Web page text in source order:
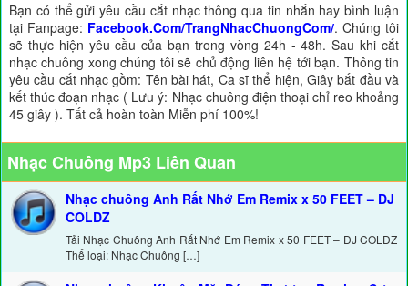
Bạn có thể gửi yêu cầu cắt nhạc thông qua tin nhắn hay bình luận
tại Fanpage: Facebook.Com/TrangNhacChuongCom/. Chúng tôi
sẽ thực hiện yêu cầu của bạn trong vòng 24h - 48h. Sau khi cắt
nhạc chuông xong chúng tôi sẽ chủ động liên hệ tới bạn. Thông tin
yêu cầu cắt nhạc gồm: Tên bài hát, Ca sĩ thể hiện, Giây bắt đầu và
kết thúc đoạn nhạc ( Lưu ý: Nhạc chuông điện thoại chỉ reo khoảng
45 giây ). Tất cả hoàn toàn Miễn phí 100%!
Nhạc Chuông Mp3 Liên Quan
Nhạc chuông Anh Rất Nhớ Em Remix x 50 FEET – DJ
COLDZ
Tải Nhạc Chuông Anh Rất Nhớ Em Remix x 50 FEET – DJ COLDZ
Thể loại: Nhạc Chuông […]